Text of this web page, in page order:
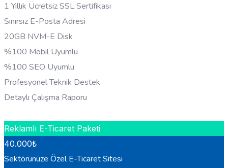
1 Yıllık Ücretsiz SSL Sertifikası
Sınırsız E-Posta Adresi
20GB NVM-E Disk
%100 Mobil Uyumlu
%100 SEO Uyumlu
Profesyonel Teknik Destek
Detaylı Çalışma Raporu
Reklamlı E-Ticaret Paketi
40.000₺
Sektörünüze Özel E-Ticaret Sitesi